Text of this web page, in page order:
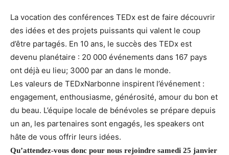
La vocation des conférences TEDx est de faire découvrir
des idées et des projets puissants qui valent le coup
d’être partagés. En 10 ans, le succès des TEDx est
devenu planétaire : 20 000 événements dans 167 pays
ont déjà eu lieu; 3000 par an dans le monde.
Les valeurs de TEDxNarbonne inspirent l’événement :
engagement, enthousiasme, générosité, amour du bon et
du beau. L’équipe locale de bénévoles se prépare depuis
un an, les partenaires sont engagés, les speakers ont
hâte de vous offrir leurs idées.
Qu’attendez-vous donc pour nous rejoindre samedi 25 janvier